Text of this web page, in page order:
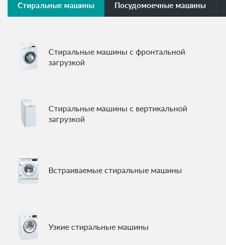
Стиральные машины Посудомоечные машины
Стиральные машины с фронтальной
загрузкой
Стиральные машины с вертикальной
загрузкой
Встраиваемые стиральные машины
Узкие стиральные машины